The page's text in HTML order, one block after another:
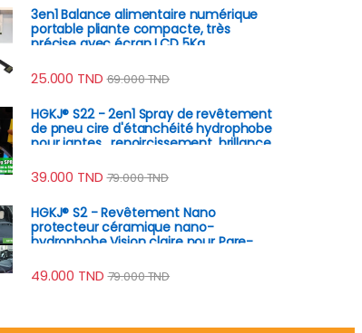
3en1 Balance alimentaire numérique
portable pliante compacte, très
précise avec écran LCD 5Kg
25.000 TND 69.000TND
HGKJ® S22 - 2en1 Spray de revêtement
de pneu cire d'étanchéité hydrophobe
pour jantes , renoircissement, brillance,
39.000 TND 79.000TND
HGKJ® S2 - Revêtement Nano
protecteur céramique nano-
hydrophobe Vision claire pour Pare-
49.000 TND 79.000TND